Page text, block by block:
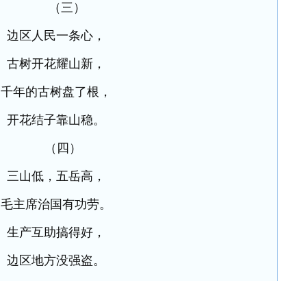
（三）
边区人民一条心，
古树开花耀山新，
千年的古树盘了根，
开花结子靠山稳。
（四）
三山低，五岳高，
毛主席治国有功劳。
生产互助搞得好，
边区地方没强盗。